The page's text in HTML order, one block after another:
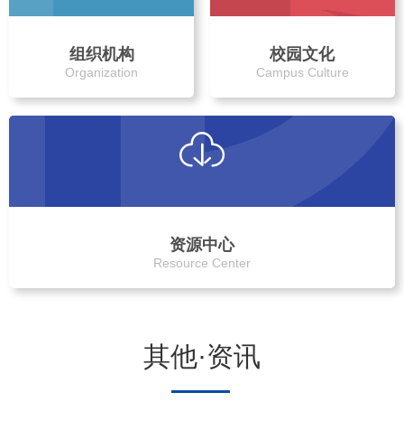
组织机构
Organization
校园文化
Campus Culture
资源中心
Resource Center
其他·资讯